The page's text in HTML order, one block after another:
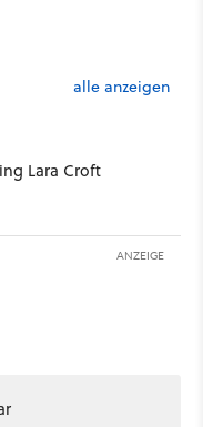
alle anzeigen
Lara Croft
ANZEIGE